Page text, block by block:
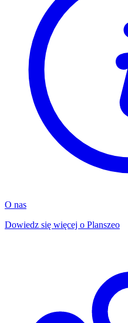
O nas
Dowiedz się więcej o Planszeo